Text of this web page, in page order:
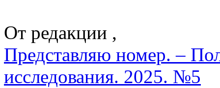
От редакции ,
Представляю номер. –
исследования. 2025. №5